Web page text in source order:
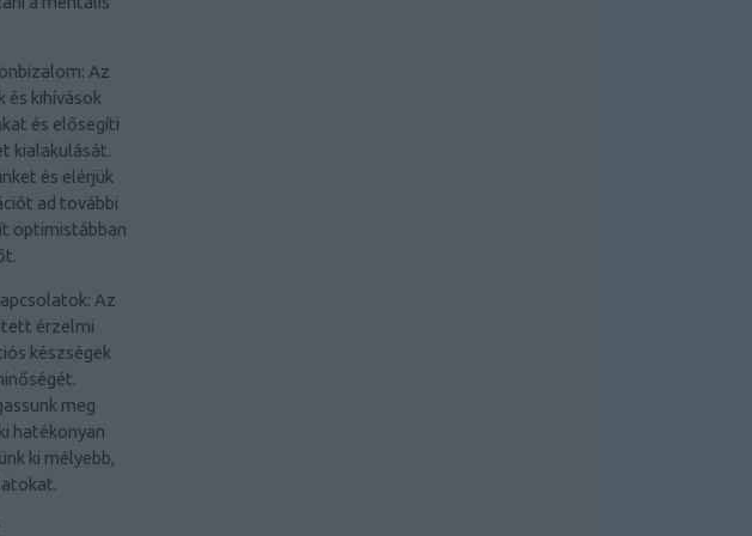
Az
és kihívások
és elősegíti
kialakulását.
és elérjük
ad további
optimistábban
Az
érzelmi
készségek
meg
hatékonyan
ki mélyebb,